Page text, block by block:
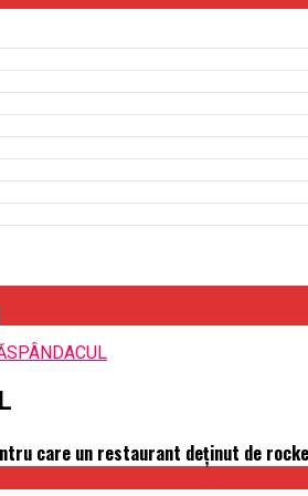
care un restaurant deţinut de